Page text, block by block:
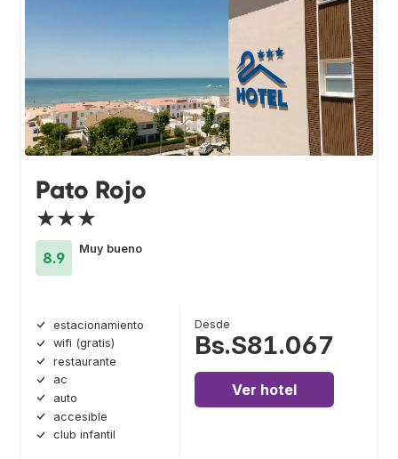
Pato Rojo
★★★
8.9
Muy bueno
estacionamiento
wifi (gratis)
restaurante
ac
auto
accesible
club infantil
Desde
Bs.S81.067
Ver hotel